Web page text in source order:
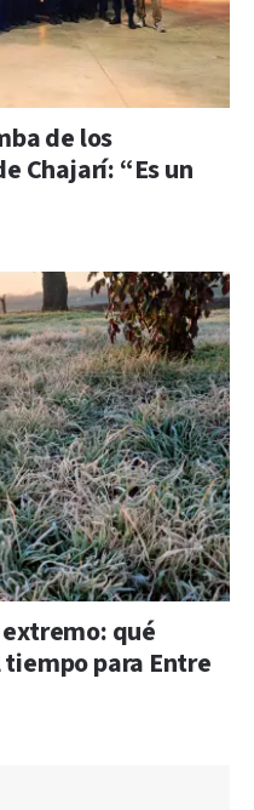
de los
Chajarí: “Es un
qué
para Entre